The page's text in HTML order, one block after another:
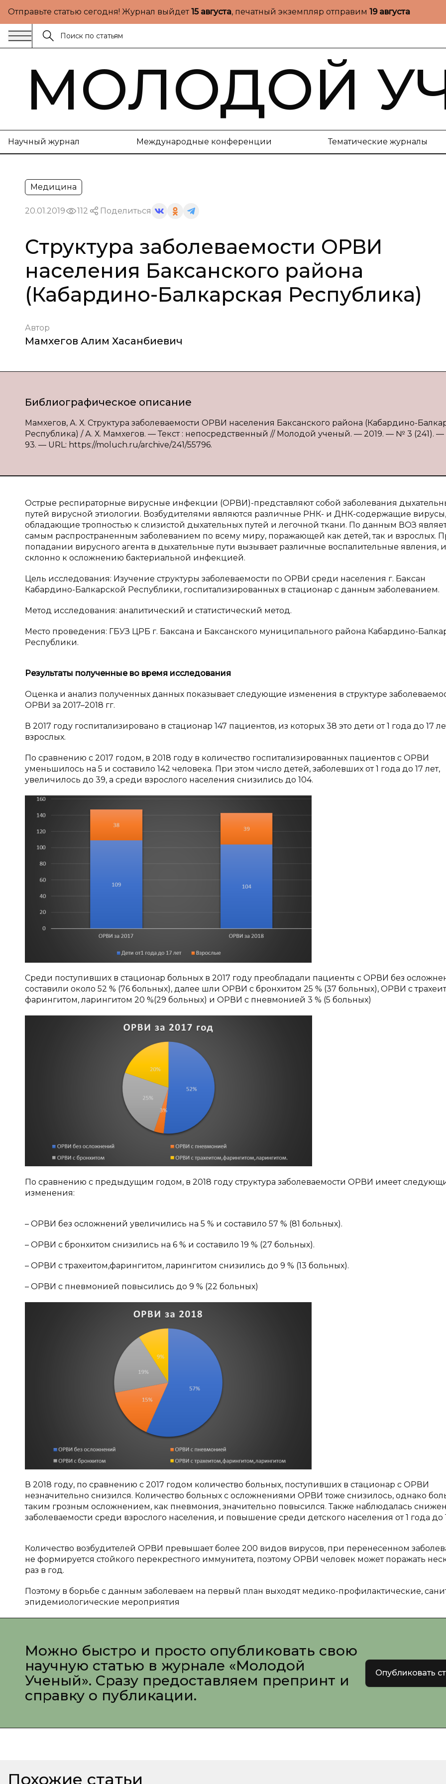
Отправьте статью сегодня! Журнал выйдет15 августа, печатный экземпляр отправим 19 августа
МОЛОДОЙ
Научный журнал Международные конференции Тематические журналы
Медицина
20.01.2019 112 Поделиться
Структура заболеваемости ОРВИ
населения Баксанского района
(Кабардино-Балкарская Республика)
Автор
Мамхегов Алим Хасанбиевич
Библиографическое описание
Мамхегов, А. Х. Структура заболеваемости ОРВИ населения Баксанского района (Кабардино-
Республика) / А. Х. Мамхегов. — Текст : непосредственный // Молодой ученый. — 2019. — № 3 (241). —
93. — URL: https://moluch.ru/archive/241/55796.
Острые респираторные вирусные инфекции (ОРВИ)-представляют собой заболевания
путей вирусной этиологии. Возбудителями являются различные РНК- и ДНК-содержащие вирусы,
обладающие тропностью к слизистой дыхательных путей и легочной ткани. По данным ВОЗ
самым распространенным заболеванием по всему миру, поражающей как детей, так и взрослых.
попадании вирусного агента в дыхательные пути вызывает различные воспалительные явления, и
склонно к осложнению бактериальной инфекцией.
Цель исследования: Изучение структуры заболеваемости по ОРВИ среди населения г. Баксан
Кабардино-Балкарской Республики, госпитализированных в стационар с данным заболеванием.
Метод исследования: аналитический и статистический метод.
Место проведения: ГБУЗ ЦРБ г. Баксана и Баксанского муниципального района Кабардино-
Республики.
Результаты полученные во время исследования
Оценка и анализ полученных данных показывает следующие изменения в структуре
ОРВИ за 2017–2018 гг.
В 2017 году госпитализировано в стационар 147 пациентов, из которых 38 это дети от 1 года до 17
взрослых.
По сравнению с 2017 годом, в 2018 году в количество госпитализированных пациентов с ОРВИ
уменьшилось на 5 и составило 142 человека. При этом число детей, заболевших от 1 года до 17 лет,
увеличилось до 39, а среди взрослого населения снизились до 104.
Среди поступивших в стационар больных в 2017 году преобладали пациенты с ОРВИ без
составили около 52 % (76 больных), далее шли ОРВИ с бронхитом 25 % (37 больных), ОРВИ с
фарингитом, ларингитом 20 %(29 больных) и ОРВИ с пневмонией 3 % (5 больных)
По сравнению с предыдущим годом, в 2018 году структура заболеваемости ОРВИ имеет
изменения:
– ОРВИ без осложнений увеличились на 5 % и составило 57 % (81 больных).
– ОРВИ с бронхитом снизились на 6 % и составило 19 % (27 больных).
– ОРВИ с трахеитом,фарингитом, ларингитом снизились до 9 % (13 больных).
– ОРВИ с пневмонией повысились до 9 % (22 больных)
В 2018 году, по сравнению с 2017 годом количество больных, поступивших в стационар с ОРВИ
незначительно снизился. Количество больных с осложнениями ОРВИ тоже снизилось, однако
таким грозным осложнением, как пневмония, значительно повысился. Также наблюдалась
заболеваемости среди взрослого населения, и повышение среди детского населения от 1 года до
Количество возбудителей ОРВИ превышает более 200 видов вирусов, при перенесенном
не формируется стойкого перекрестного иммунитета, поэтому ОРВИ человек может поражать
раз в год.
Поэтому в борьбе с данным заболеваем на первый план выходят медико-профилактические,
эпидемиологические мероприятия
Можно быстро и просто опубликовать свою
научную статью в журнале «Молодой
Ученый». Сразу предоставляем препринт и
справку о публикации.
Опубликовать
Похожие статьи